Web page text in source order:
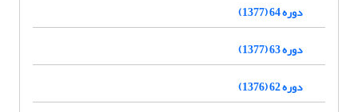
دوره 64 (1377)
دوره 63 (1377)
دوره 62 (1376)